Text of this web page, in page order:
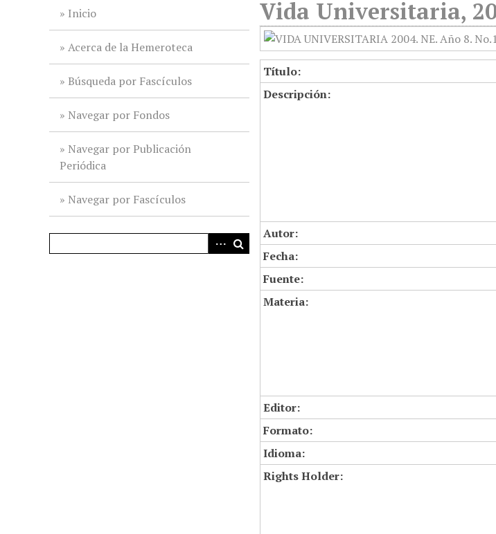
Inicio
Acerca de la Hemeroteca
Búsqueda por Fascículos
Navegar por Fondos
Navegar por Publicación
Periódica
Navegar por Fascículos
Vida Universitaria,
Título:
Descripción:
Autor:
Fecha:
Fuente:
Materia:
Editor:
Formato:
Idioma:
Rights Holder: